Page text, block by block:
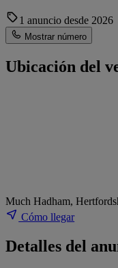
1 anuncio desde 2026
Mostrar número
Ubicación del
Much Hadham,
Cómo llegar
Detalles del